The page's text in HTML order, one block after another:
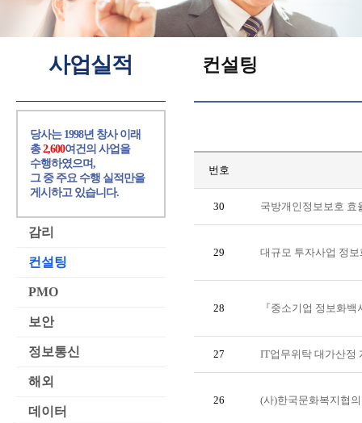
컨설팅
번호
30 국방개인정보보호 효
29 대규모 투자사업 정
28 『중소기업 정보화
27 IT업무위탁 대가산정
26 (사)한국문화복지협
사업실적
당사는 1998년 창사 이래
총2,600여건의 사업을
수행하였으며,
그 중 주요 수행 실적만을
게시하고 있습니다.
감리
컨설팅
PMO
보안
정보통신
해외
데이터